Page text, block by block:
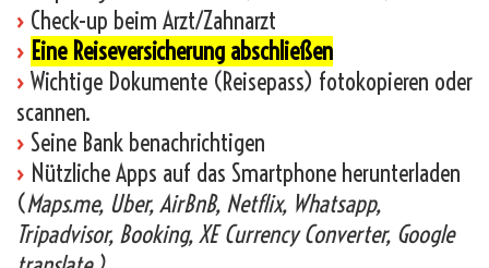
› Check-up beim Arzt/Zahnarzt
› Eine Reiseversicherung abschließen
› Wichtige Dokumente (Reisepass) fotokopieren oder
scannen.
› Seine Bank benachrichtigen
› Nützliche Apps auf das Smartphone herunterladen
(Maps.me, Uber, AirBnB, Netflix, Whatsapp,
Tripadvisor, Booking, XE Currency Converter, Google